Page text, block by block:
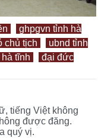
ghpgvn tỉnh hà
chủ tịch
ubnd tỉnh
hà tĩnh
đại đức
tiếng Việt không
được đăng.
quý vị.